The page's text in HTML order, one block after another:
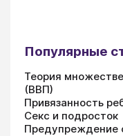
Популярные
Теория
(ВВП)
Привязанность
Секс и подросток
Предупреждение